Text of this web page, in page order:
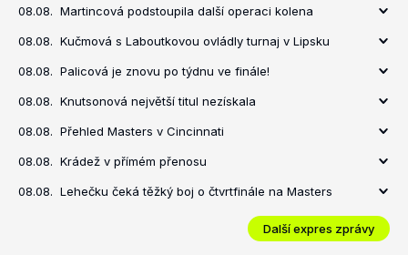
08.08. Martincová podstoupila další operaci kolena
08.08. Kučmová s Laboutkovou ovládly turnaj v Lipsku
08.08. Palicová je znovu po týdnu ve finále!
08.08. Knutsonová největší titul nezískala
08.08. Přehled Masters v Cincinnati
08.08. Krádež v přímém přenosu
08.08. Lehečku čeká těžký boj o čtvrtfinále na Masters
Další expres zprávy